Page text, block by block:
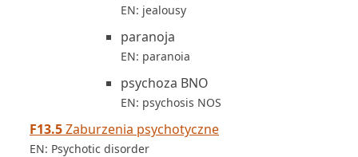
EN: jealousy
paranoja
EN: paranoia
psychoza BNO
EN: psychosis NOS
F13.5Zaburzenia psychotyczne
EN: Psychotic disorder